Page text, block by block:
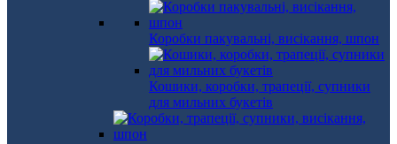
Коробки пакувальні, висікання, шпон
Кошики, коробки, трапеції, супники
для мильних букетів